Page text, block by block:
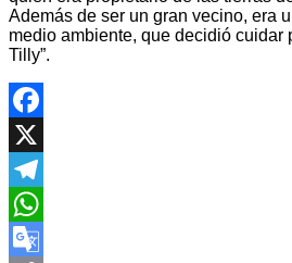
Además de ser un gran vecino, era
medio ambiente, que decidió cuidar
Tilly”.
Facebook
X
Telegram
WhatsApp